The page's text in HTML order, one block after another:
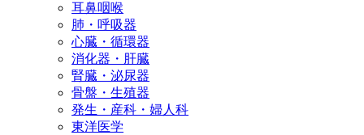
耳鼻咽喉
肺・呼吸器
心臓・循環器
消化器・肝臓
腎臓・泌尿器
骨盤・生殖器
発生・産科・婦人科
東洋医学